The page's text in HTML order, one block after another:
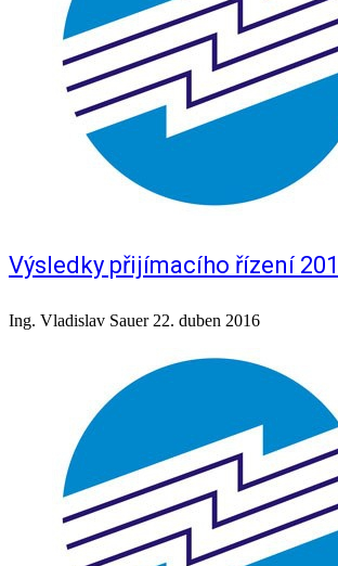
Výsledky přijímacího řízení
Ing. Vladislav Sauer 22. duben 2016